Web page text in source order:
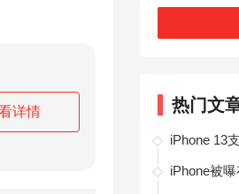
详情 热门文